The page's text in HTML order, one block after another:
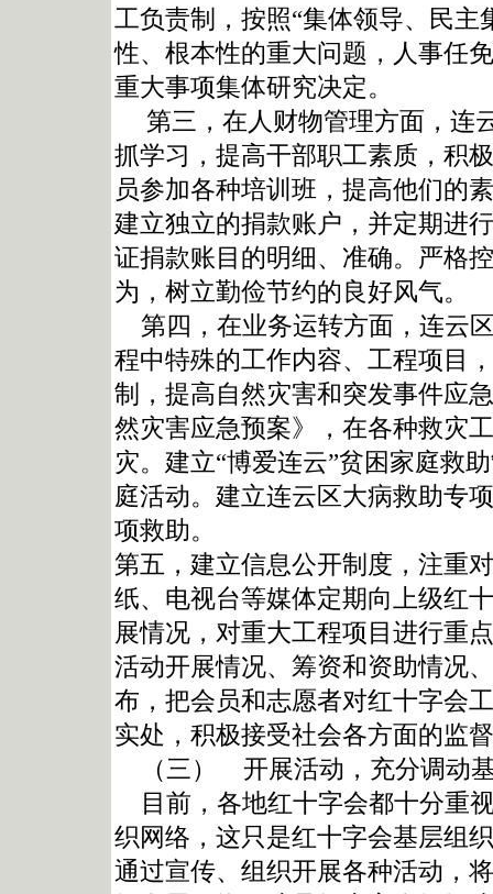
工负责制，按照“集体领导、民
性、根本性的重大问题，人事任
重大事项集体研究决定。
第三，在人财物管理方面，连
抓学习，提高干部职工素质，积
员参加各种培训班，提高他们的
建立独立的捐款账户，并定期进
证捐款账目的明细、准确。严格
为，树立勤俭节约的良好风气。
第四，在业务运转方面，连云
程中特殊的工作内容、工程项目
制，提高自然灾害和突发事件应
然灾害应急预案》，在各种救灾
灾。建立“博爱连云”贫困家庭救
庭活动。建立连云区大病救助专
项救助。
第五，建立信息公开制度，注重
纸、电视台等媒体定期向上级红
展情况，对重大工程项目进行重
活动开展情况、筹资和资助情况
布，把会员和志愿者对红十字会
实处，积极接受社会各方面的监
（三） 开展活动，充分调动
目前，各地红十字会都十分重
织网络，这只是红十字会基层组
通过宣传、组织开展各种活动，